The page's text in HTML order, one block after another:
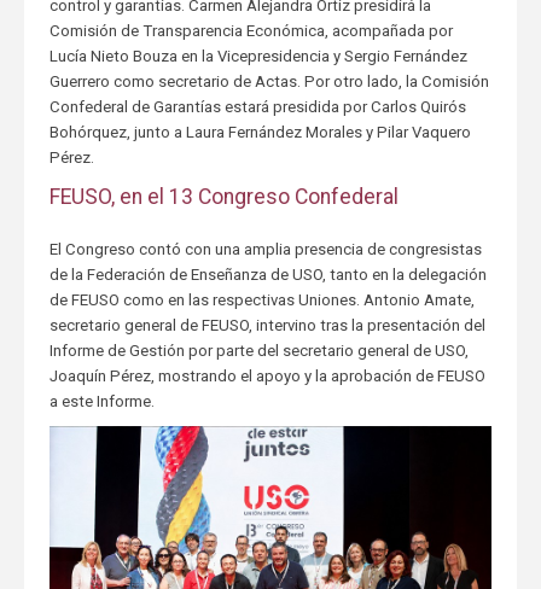
control y garantías. Carmen Alejandra Ortiz presidirá la
Comisión de Transparencia Económica, acompañada por
Lucía Nieto Bouza en la Vicepresidencia y Sergio Fernández
Guerrero como secretario de Actas. Por otro lado, la Comisión
Confederal de Garantías estará presidida por Carlos Quirós
Bohórquez, junto a Laura Fernández Morales y Pilar Vaquero
Pérez.
FEUSO, en el 13 Congreso Confederal
El Congreso contó con una amplia presencia de congresistas
de la Federación de Enseñanza de USO, tanto en la delegación
de FEUSO como en las respectivas Uniones. Antonio Amate,
secretario general de FEUSO, intervino tras la presentación del
Informe de Gestión por parte del secretario general de USO,
Joaquín Pérez, mostrando el apoyo y la aprobación de FEUSO
a este Informe.